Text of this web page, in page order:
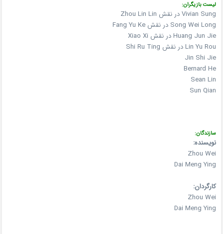
لیست بازیگران:
Vivian Sung در نقش Zhou Lin Lin
Song Wei Long در نقش Fang Yu Ke
Huang Jun Jie در نقش Xiao Xi
Lin Yu Rou در نقش Shi Ru Ting
Jin Shi Jie
Bernard He
Sean Lin
Sun Qian
سازندگان:
نویسنده:
Zhou Wei
Dai Meng Ying
کارگردان:
Zhou Wei
Dai Meng Ying